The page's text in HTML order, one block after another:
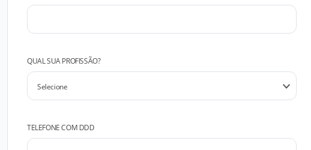
QUAL SUA PROFISSÃO?
TELEFONE COM DDD